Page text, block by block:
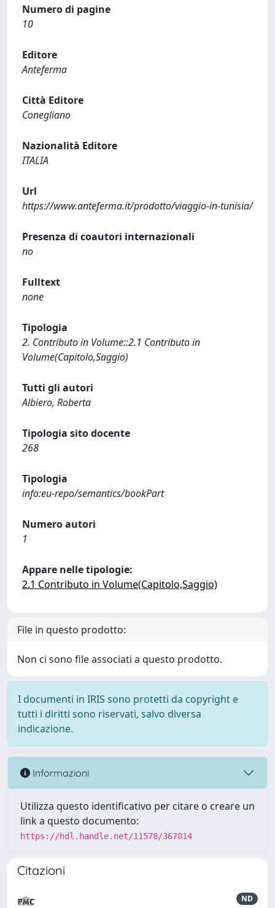
Numero di pagine
10
Editore
Anteferma
Città Editore
Conegliano
Nazionalità Editore
ITALIA
Url
https://www.anteferma.it/prodotto/viaggio-in-tunisia/
Presenza di coautori internazionali
no
Fulltext
none
Tipologia
2. Contributo in Volume::2.1 Contributo in
Volume(Capitolo,Saggio)
Tutti gli autori
Albiero, Roberta
Tipologia sito docente
268
Tipologia
info:eu-repo/semantics/bookPart
Numero autori
1
Appare nelle tipologie:
2.1 Contributo in Volume(Capitolo,Saggio)
File in questo prodotto:
Non ci sono file associati a questo prodotto.
I documenti in IRIS sono protetti da copyright e
tutti i diritti sono riservati, salvo diversa
indicazione.
Informazioni
Utilizza questo identificativo per citare o creare un
link a questo documento:
https://hdl.handle.net/11578/367014
Citazioni
ND